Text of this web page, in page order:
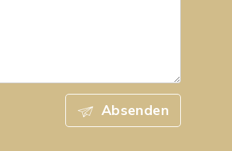
Absenden